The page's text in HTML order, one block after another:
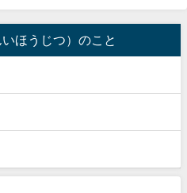
ほうじつ）のこと